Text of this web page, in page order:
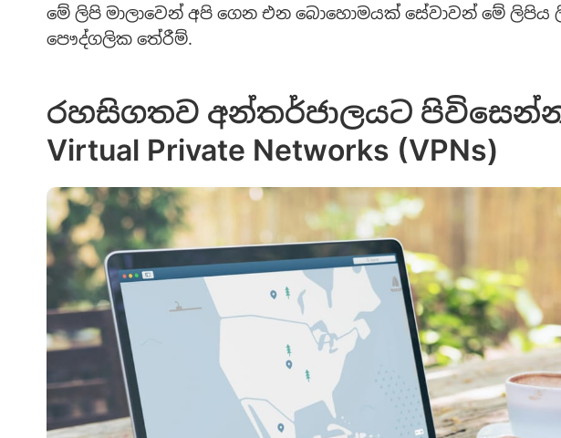
මේ ලිපි මාලාවෙන් අපි ගෙන එන බොහොමයක් සේවාවන් මේ ලිපිය
පෞද්ගලික තේරීම්.
රහසිගතව අන්තර්ජාලයට
Virtual Private Networks (VPNs)